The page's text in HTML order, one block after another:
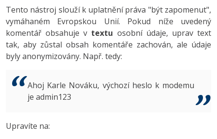
UML a návrhové vzory
React
Spring
ASP.NET MVC
Best practices
HTML / CSS
UML a návrhové vzory
MySQL/MariaDB
MS-SQL
Tester
Systémový administrátor
3D grafik
Swift -80%
Kotlin -80%
VB.NET
SEO
UX
Business
Copywriting
Adobe XD
Adobe InDesign -25%
Adobe After Effects
Inkscape
Tento nástroj slouží k uplatnění práva "být zapomenut",
vymáhaném Evropskou Unií. Pokud níže uvedený
komentář obsahuje v textu osobní údaje, uprav text
tak, aby zůstal obsah komentáře zachován, ale údaje
byly anonymizovány. Např. tedy:
Ahoj Karle Nováku, výchozí heslo k modemu
je admin123
Upravíte na: